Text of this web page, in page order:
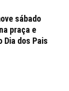
sábado
praça e
Dia dos Pais